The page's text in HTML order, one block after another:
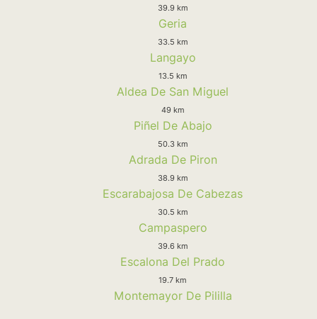
39.9 km
Geria
33.5 km
Langayo
13.5 km
Aldea De San Miguel
49 km
Piñel De Abajo
50.3 km
Adrada De Piron
38.9 km
Escarabajosa De Cabezas
30.5 km
Campaspero
39.6 km
Escalona Del Prado
19.7 km
Montemayor De Pililla